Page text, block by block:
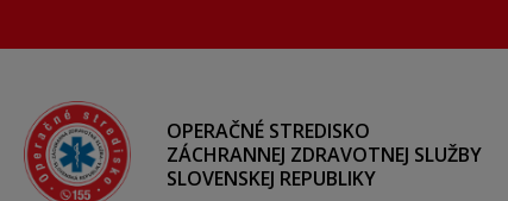
OPERAČNÉ STREDISKO
ZÁCHRANNEJ ZDRAVOTNEJ SLUŽBY
SLOVENSKEJ REPUBLIKY